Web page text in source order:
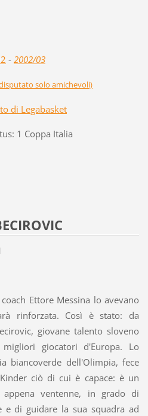
- 2002/03
solo amichevoli)
di Legabasket
1 Coppa Italia
Ettore Messina lo avevano
rinforzata. Così è stato: da
giovane talento sloveno
giocatori d'Europa. Lo
biancoverde dell'Olimpia, fece
ciò di cui è capace: è un
ventenne, in grado di
e di guidare la sua squadra ad